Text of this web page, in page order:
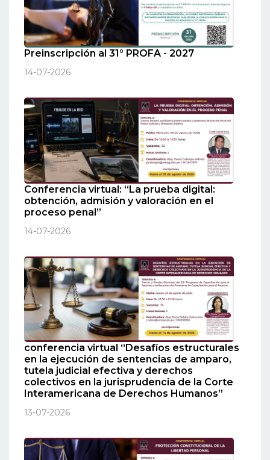
Preinscripción al 31° PROFA - 2027
14-07-2026
Conferencia virtual: “La prueba digital:
obtención, admisión y valoración en el
proceso penal”
14-07-2026
conferencia virtual “Desafíos estructurales
en la ejecución de sentencias de amparo,
tutela judicial efectiva y derechos
colectivos en la jurisprudencia de la Corte
Interamericana de Derechos Humanos”
13-07-2026